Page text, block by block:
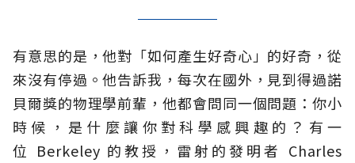
有意思的是，他對「如何產生好奇心」的好奇，從
來沒有停過。他告訴我，每次在國外，見到得過諾
貝爾獎的物理學前輩，他都會問同一個問題：你小
時候，是什麼讓你對科學感興趣的？有一
位 Berkeley 的教授，雷射的發明者 Charles